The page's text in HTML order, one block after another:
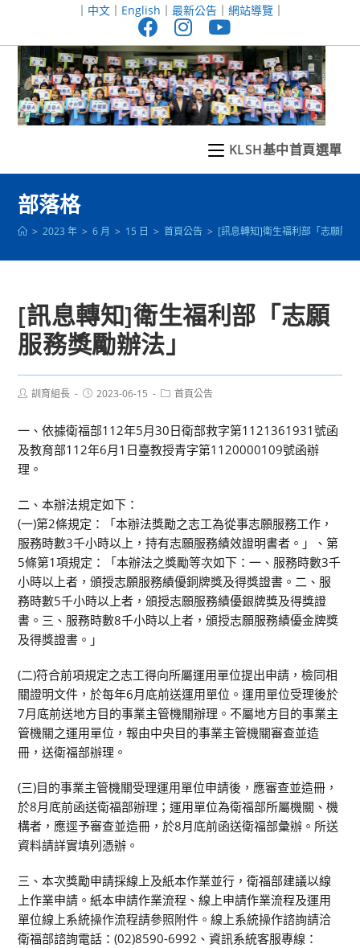
至
｜ 中文｜ English ｜ 最新公告｜ 網站導覽｜
KLSH基中首頁選單
部落格
> 2023 年 > 6 月 > 15 日 > 首頁公告 > [訊息轉知]衛生福利部「志願服
[訊息轉知]衛生福利部「志願
服務獎勵辦法」
Post訓育組長
Post2023-06-15
Post首頁公告
一、依據衛福部112年5月30日衛部救字第1121361931號函
及教育部112年6月1日臺教授青字第1120000109號函辦
理。
二、本辦法規定如下：
(一)第2條規定：「本辦法獎勵之志工為從事志願服務工作，
服務時數3千小時以上，持有志願服務績效證明書者。」、第
5條第1項規定：「本辦法之獎勵等次如下：一、服務時數3千
小時以上者，頒授志願服務績優銅牌獎及得獎證書。二、服
務時數5千小時以上者，頒授志願服務績優銀牌獎及得獎證
書。三、服務時數8千小時以上者，頒授志願服務績優金牌獎
及得獎證書。」
(二)符合前項規定之志工得向所屬運用單位提出申請，檢同相
關證明文件，於每年6月底前送運用單位。運用單位受理後於
7月底前送地方目的事業主管機關辦理。不屬地方目的事業主
管機關之運用單位，報由中央目的事業主管機關審查並造
冊，送衛福部辦理。
(三)目的事業主管機關受理運用單位申請後，應審查並造冊，
於8月底前函送衛福部辦理；運用單位為衛福部所屬機關、機
構者，應逕予審查並造冊，於8月底前函送衛福部彙辦。所送
資料請詳實填列憑辦。
三、本次獎勵申請採線上及紙本作業並行，衛福部建議以線
上作業申請。紙本申請作業流程、線上申請作業流程及運用
單位線上系統操作流程請參照附件。線上系統操作諮詢請洽
衛福部諮詢電話：(02)8590-6992、資訊系統客服專線：